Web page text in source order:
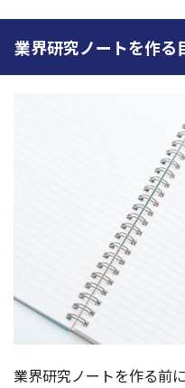
業界研究ノートを作る
業界研究ノートを作る前